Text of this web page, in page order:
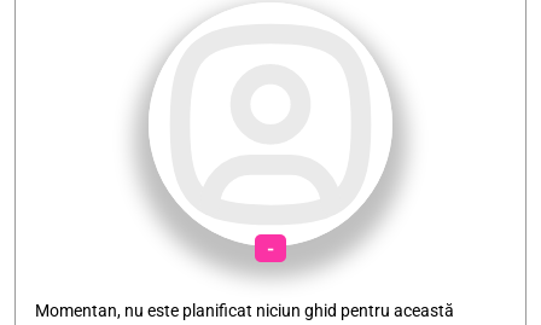
-
Momentan, nu este planificat niciun ghid pentru această